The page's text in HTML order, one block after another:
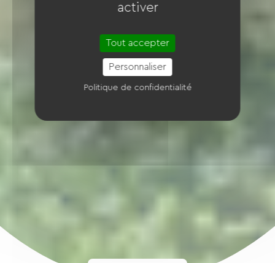
activer
Tout accepter
Personnaliser
Politique de confidentialité